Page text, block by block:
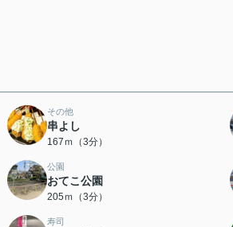
その他
串よし
167ｍ（3分）
公園
おてこ公園
205ｍ（3分）
寿司